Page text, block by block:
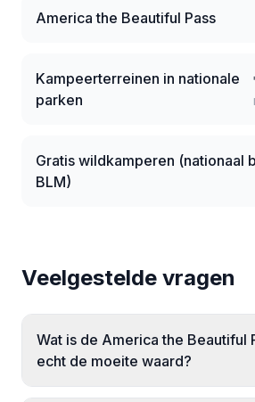
America the Beautiful Pass
Kampeerterreinen in nationale
parken
Gratis wildkamperen (nationaal
BLM)
Veelgestelde vragen
Wat is de America the Beautiful
echt de moeite waard?